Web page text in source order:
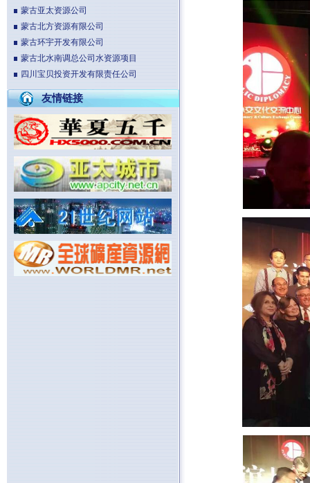
蒙古亚太资源公司
蒙古北方资源有限公司
蒙古环宇开发有限公司
蒙古北水南调总公司水资源项目
四川宝贝投资开发有限责任公司
友情链接